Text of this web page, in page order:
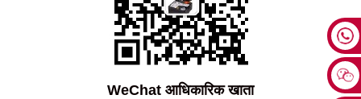
WeChat आधिकारिक खाता